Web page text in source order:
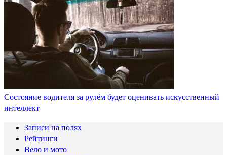
Состояние водителя за рулём будет оценивать искусственный
интеллект
Записи на полях
Рейтинги
Вело и мото